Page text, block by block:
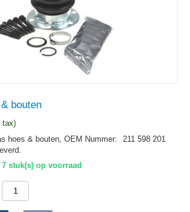
bouten
tax)
hoes & bouten, OEM Nummer:
211 598 201
7 stuk(s) op voorraad